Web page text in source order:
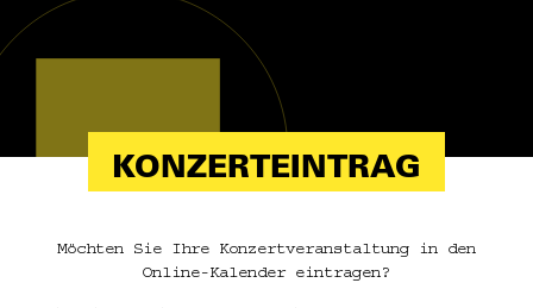
KONZERTEINTRAG
Möchten Sie Ihre Konzertveranstaltung in den
Online-Kalender eintragen?